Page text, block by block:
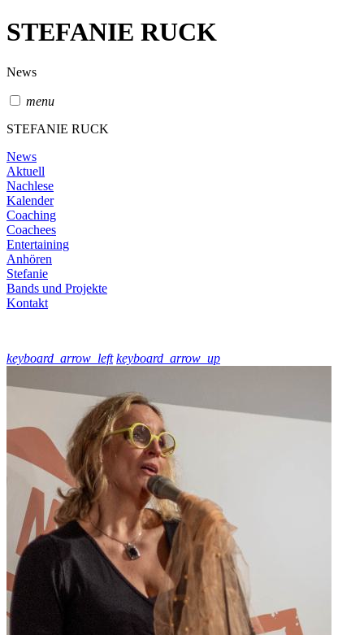
STEFANIE RUCK
News
menu
STEFANIE RUCK
News
Aktuell
Nachlese
Kalender
Coaching
Coachees
Entertaining
Anhören
Stefanie
Bands und Projekte
Kontakt
keyboard_arrow_left keyboard_arrow_up